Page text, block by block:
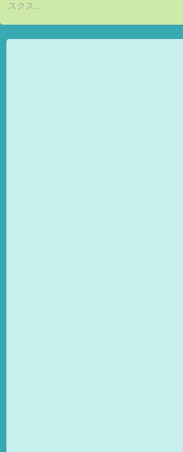
スクス...